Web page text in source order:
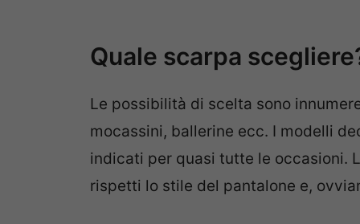
Quale scarpa
Le possibilità di scelta sono
mocassini, ballerine ecc. I modelli
indicati per quasi tutte le occasioni.
rispetti lo stile del pantalone e,